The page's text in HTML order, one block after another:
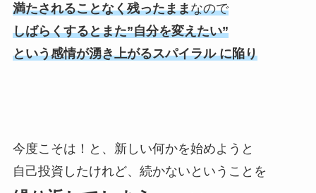
満たされることなく残ったままなので
しばらくするとまた”自分を変えたい”
という感情が湧き上がるスパイラル に陥り
今度こそは！と、新しい何かを始めようと
自己投資したけれど、続かないということを